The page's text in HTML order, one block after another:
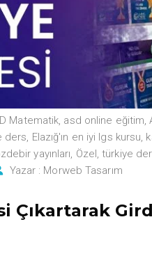
Matematik, asd online eğitim,
ders, Elazığ'ın en iyi lgs kursu,
yayınları, Özel,türkiye
Yazar : Morweb Tasarım
Çıkartarak